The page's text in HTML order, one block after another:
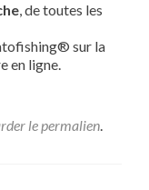
, de toutes les
sur la
en ligne.
lepermalien.